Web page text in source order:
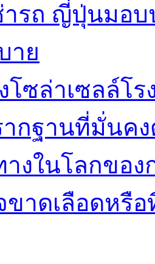
ารถ ญี่ปุ่นมอ
าย
โซล่าเซลล์โ
ากฐานที่มั่นค
างในโลกขอ
ขาดเลือดหรื